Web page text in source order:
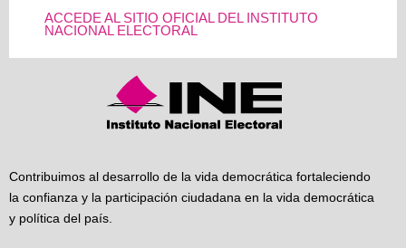
ACCEDE AL SITIO OFICIAL DEL INSTITUTO
NACIONAL ELECTORAL
Contribuimos al desarrollo de la vida democrática fortaleciendo
la confianza y la participación ciudadana en la vida democrática
y política del país.